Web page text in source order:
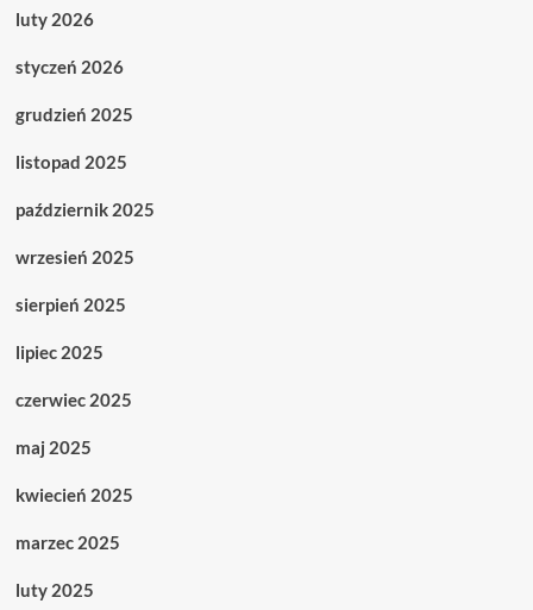
luty 2026
styczeń 2026
grudzień 2025
listopad 2025
październik 2025
wrzesień 2025
sierpień 2025
lipiec 2025
czerwiec 2025
maj 2025
kwiecień 2025
marzec 2025
luty 2025